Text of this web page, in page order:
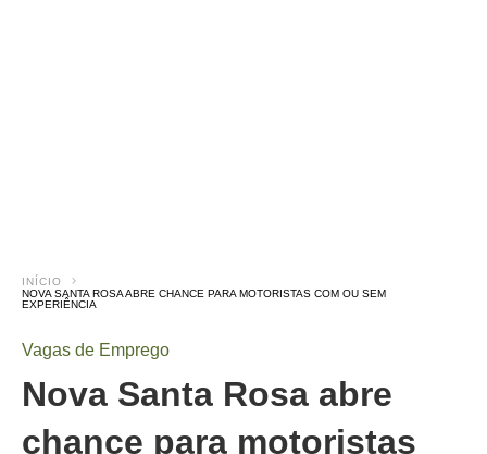
INÍCIO
NOVA SANTA ROSA ABRE CHANCE PARA MOTORISTAS COM OU SEM
EXPERIÊNCIA
Vagas de Emprego
Nova Santa Rosa abre
chance para motoristas